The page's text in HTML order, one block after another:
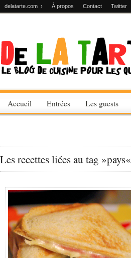
delatarte.com › À propos Contact Twitter
Accueil Entrées Les guests
Les recettes liées au tag »pays«